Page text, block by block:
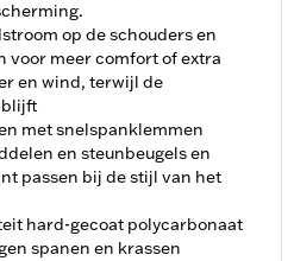
op de schouders en
voor meer comfort of extra
en wind, terwijl de
blijft
met snelspanklemmen
en steunbeugels en
passen bij de stijl van het
hard-gecoat polycarbonaat
spanen en krassen